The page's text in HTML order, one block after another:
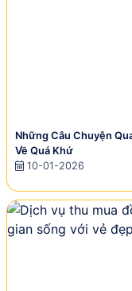
Những Câu Chuyện
Về Quá Khứ
10-01-2026